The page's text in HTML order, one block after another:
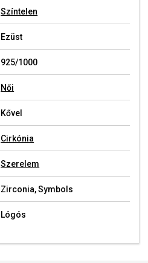
Színtelen
Ezüst
925/1000
Női
Kővel
Cirkónia
Szerelem
Zirconia, Symbols
Lógós